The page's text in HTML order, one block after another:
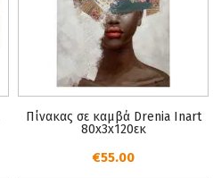
Πίνακας σε καμβά Drenia Inart
80x3x120εκ
€55.00